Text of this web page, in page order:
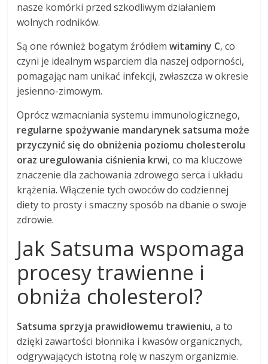
nasze komórki przed szkodliwym działaniem
wolnych rodników.
Są one również bogatym źródłemwitaminy C, co
czyni je idealnym wsparciem dla naszej odporności,
pomagając nam unikać infekcji, zwłaszcza w okresie
jesienno-zimowym.
Oprócz wzmacniania systemu immunologicznego,
regularne spożywanie mandarynek satsuma może
przyczynić się do obniżenia poziomu cholesterolu
oraz uregulowania ciśnienia krwi, co ma kluczowe
znaczenie dla zachowania zdrowego serca i układu
krążenia. Włączenie tych owoców do codziennej
diety to prosty i smaczny sposób na dbanie o swoje
zdrowie.
Jak Satsuma wspomaga
procesy trawienne i
obniża cholesterol?
Satsuma sprzyja prawidłowemu trawieniu, a to
dzięki zawartości błonnika i kwasów organicznych,
odgrywających istotną rolę w naszym organizmie.